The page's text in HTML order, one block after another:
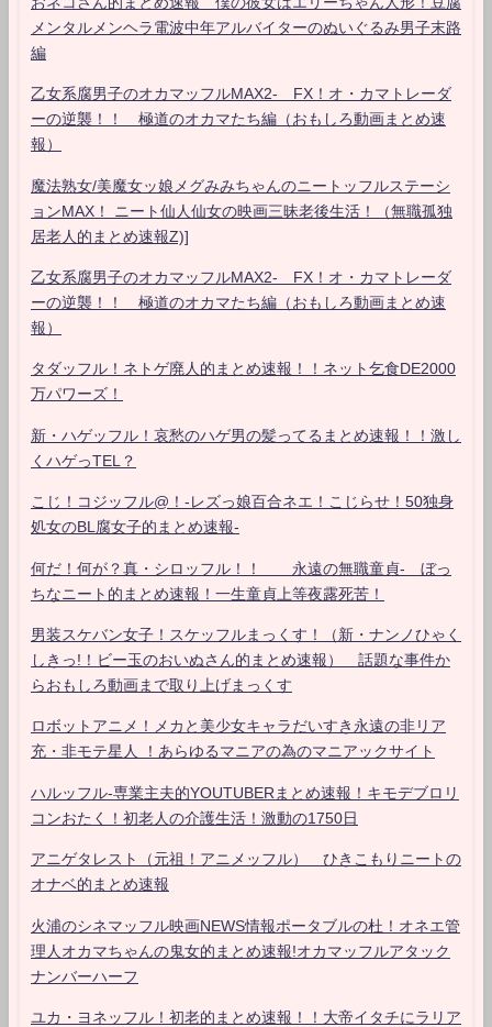
メンタルメンヘラ電波中年アルバイターのぬいぐるみ男子末路
編
乙女系腐男子のオカマッフルMAX2- FX！オ・カマトレーダ
ーの逆襲！！ 極道のオカマたち編（おもしろ動画まとめ速
報）
魔法熟女/美魔女ッ娘メグみみちゃんのニートッフルステーシ
ョンMAX！ ニート仙人仙女の映画三昧老後生活！（無職孤独
居老人的まとめ速報Z)]
乙女系腐男子のオカマッフルMAX2- FX！オ・カマトレーダ
ーの逆襲！！ 極道のオカマたち編（おもしろ動画まとめ速
報）
タダッフル！ネトゲ廃人的まとめ速報！！ネット乞食DE2000
万パワーズ！
新・ハゲッフル！哀愁のハゲ男の髪ってるまとめ速報！！激し
くハゲっTEL？
こじ！コジッフル@！-レズっ娘百合ネエ！こじらせ！50独身
処女のBL腐女子的まとめ速報-
何だ！何が？真・シロッフル！！ 永遠の無職童貞- ぼっ
ちなニート的まとめ速報！一生童貞上等夜露死苦！
男装スケバン女子！スケッフルまっくす！（新・ナンノひゃく
しきっ!！ビー玉のおいぬさん的まとめ速報） 話題な事件か
らおもしろ動画まで取り上げまっくす
ロボットアニメ！メカと美少女キャラだいすき永遠の非リア
充・非モテ星人 ！あらゆるマニアの為のマニアックサイト
ハルッフル-専業主夫的YOUTUBERまとめ速報！キモデブロリ
コンおたく！初老人の介護生活！激動の1750日
アニゲタレスト（元祖！アニメッフル） ひきこもりニートの
オナベ的まとめ速報
火浦のシネマッフル映画NEWS情報ポータブルの杜！オネエ管
理人オカマちゃんの鬼女的まとめ速報!オカマッフルアタック
ナンバーハーフ
ユカ・ヨネッフル！初老的まとめ速報！！大帝イタチにラリア